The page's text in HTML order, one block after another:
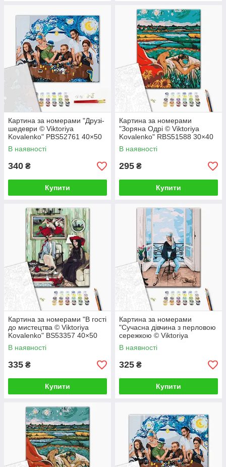
Картина за номерами "Друзі-
шедеври © Viktoriya
Kovalenko" PBS52761 40×50
см
В наявності
340 ₴
Купити
Картина за номерами
"Зоряна Одрі © Viktoriya
Kovalenko" RBS51588 30×40
см
В наявності
295 ₴
Купити
Картина за номерами "В гості
до мистецтва © Viktoriya
Kovalenko" BS53357 40×50
см
В наявності
335 ₴
Купити
Картина за номерами
"Сучасна дівчина з перловою
сережкою © Viktoriya
Kovalenko" BS52762 40×50
см
В наявності
325 ₴
Купити